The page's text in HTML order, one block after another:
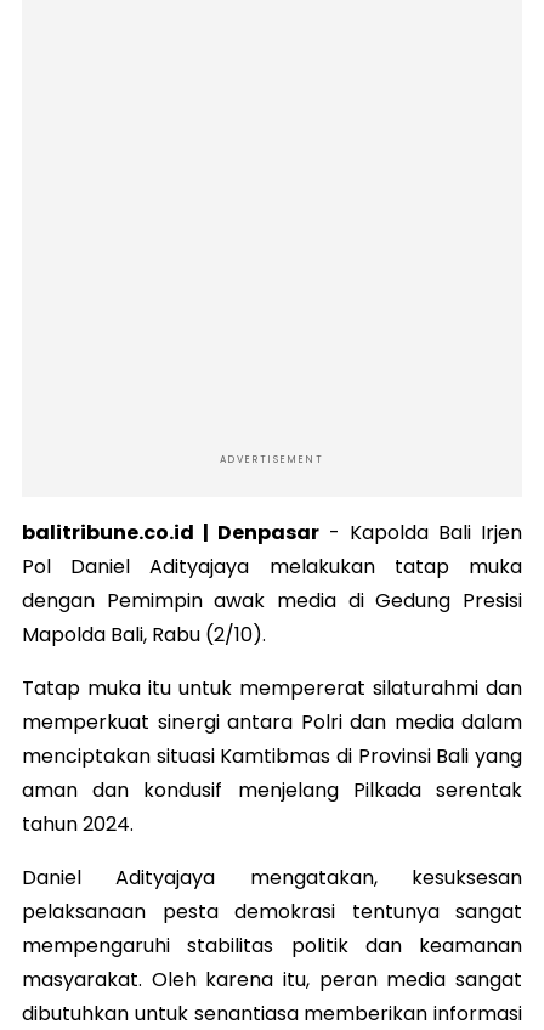
ADVERTISEMENT
balitribune.co.id | Denpasar - Kapolda Bali Irjen
Pol Daniel Adityajaya melakukan tatap muka
dengan Pemimpin awak media di Gedung Presisi
Mapolda Bali, Rabu (2/10).
Tatap muka itu untuk mempererat silaturahmi dan
memperkuat sinergi antara Polri dan media dalam
menciptakan situasi Kamtibmas di Provinsi Bali yang
aman dan kondusif menjelang Pilkada serentak
tahun 2024.
Daniel Adityajaya mengatakan, kesuksesan
pelaksanaan pesta demokrasi tentunya sangat
mempengaruhi stabilitas politik dan keamanan
masyarakat. Oleh karena itu, peran media sangat
dibutuhkan untuk senantiasa memberikan informasi